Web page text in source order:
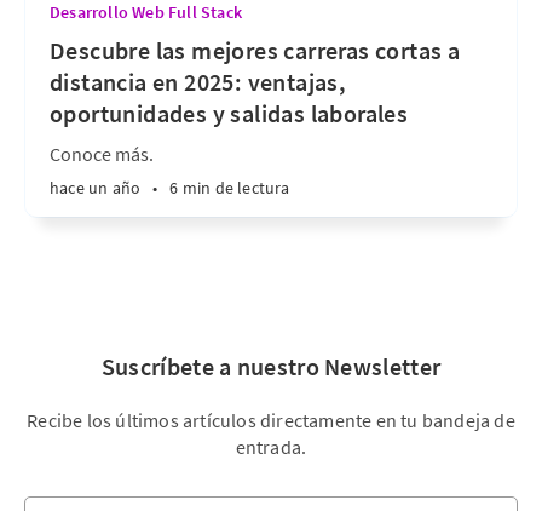
Desarrollo Web Full Stack
Descubre las mejores carreras cortas a
distancia en 2025: ventajas,
oportunidades y salidas laborales
Conoce más.
hace un año • 6 min de lectura
Suscríbete a nuestro Newsletter
Recibe los últimos artículos directamente en tu bandeja de
entrada.